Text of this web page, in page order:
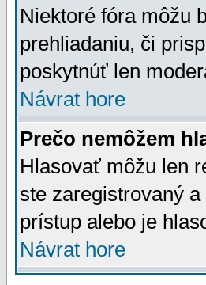
Niektoré fóra môžu
prehliadaniu, či
poskytnúť len
Návrat hore
Prečo nemôžem
Hlasovať môžu len
ste zaregistrovaný
prístup alebo je
Návrat hore